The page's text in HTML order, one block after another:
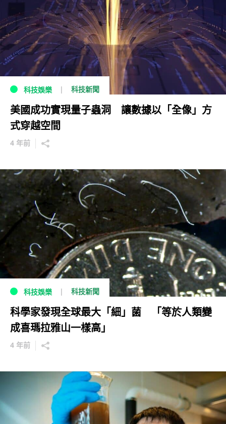
科技娛樂 科技新聞
美國成功實現量子蟲洞 讓數據以「全像」方
式穿越空間
4 年前
科技娛樂 科技新聞
科學家發現全球最大「細」菌 「等於人類變
成喜瑪拉雅山一樣高」
4 年前